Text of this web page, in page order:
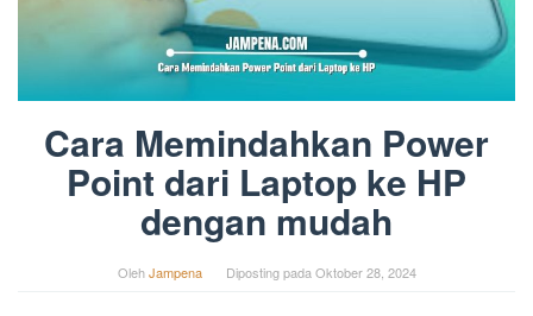
Cara Memindahkan Power
Point dari Laptop ke HP
dengan mudah
OlehJampena Diposting pada Oktober 28, 2024